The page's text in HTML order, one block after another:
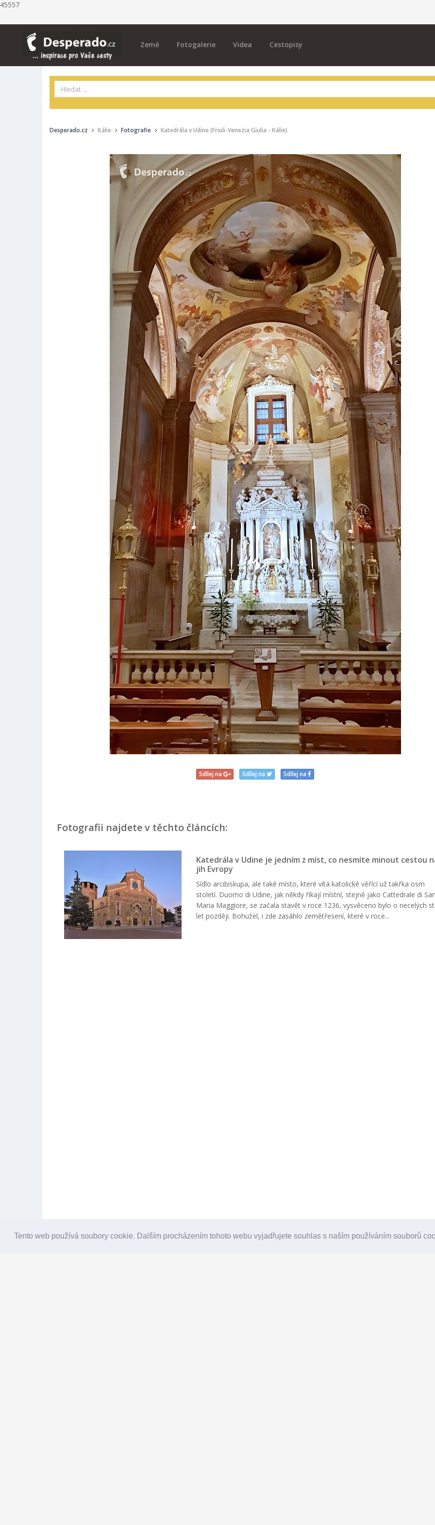
Tento web používá soubory cookie. Dalším procházením tohoto webu vyjadřujete souhlas s naším používáním souborů
45557
Země Fotogalerie Videa Cestopisy
Desperado.cz Itálie Fotografie Katedrála v Udine (Friuli-Venezia Giulia - Itálie)
Sdílej na Sdílej na Sdílej na
Fotografii najdete v těchto článcích:
Katedrála v Udine je jedním z míst, co nesmíte minout cestou
jih Evropy
Sídlo arcibiskupa, ale také místo, které vítá katolické věřící už takřka osm
století. Duomo di Udine, jak někdy říkají místní, stejně jako Cattedrale di
Maria Maggiore, se začala stavět v roce 1236, vysvěceno bylo o necelých
let později. Bohužel, i zde zasáhlo zemětřesení, které v roce...